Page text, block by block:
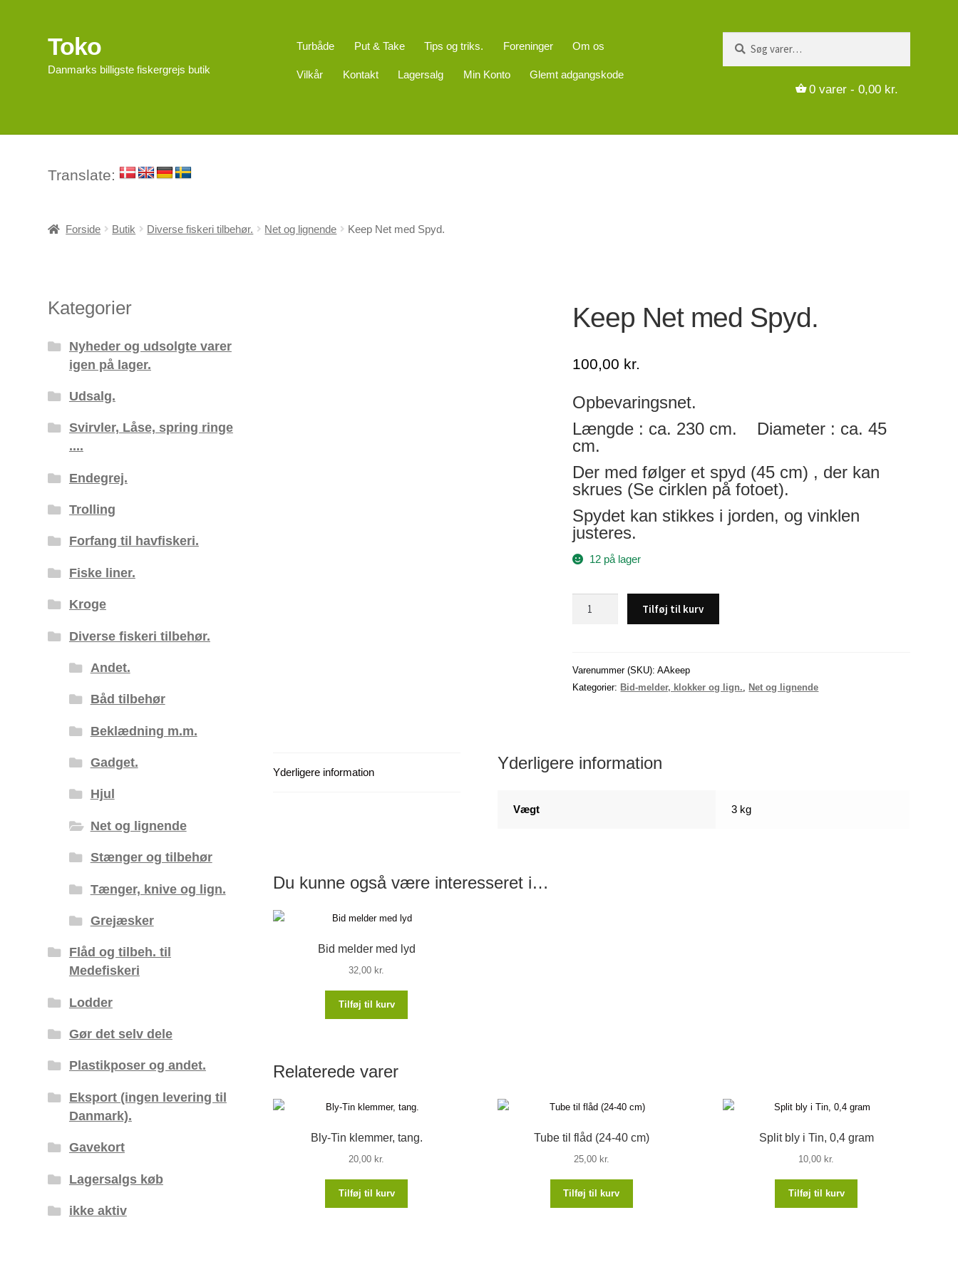
Spring
til
navigation
Spring
til
indhold
Toko
Danmarks billigste fiskergrejs butik
Turbåde Put & Take Tips og triks. Foreninger Om os
Vilkår Kontakt Lagersalg Min Konto Glemt adgangskode
efter:
0varer - 0,00 kr.
Translate:
Forside Butik Diverse fiskeri tilbehør. Net og lignende Keep Net med Spyd.
Keep Net med Spyd.
100,00 kr.
Opbevaringsnet.
Længde : ca. 230 cm. Diameter : ca. 45
cm.
Der med følger et spyd (45 cm) , der kan
skrues (Se cirklen på fotoet).
Spydet kan stikkes i jorden, og vinklen
justeres.
12 på lager
antal
Tilføj til kurv
Varenummer (SKU):AAkeep
Kategorier: Bid-melder, klokker og lign., Net og lignende
Yderligere information Yderligere information
Vægt 3 kg
Du kunne også være interesseret i…
Bid melder med lyd
32,00 kr.
Tilføj til kurv
Relaterede varer
Bly-Tin klemmer, tang.
20,00 kr.
Tilføj til kurv
Tube til flåd (24-40 cm)
25,00 kr.
Tilføj til kurv
Split bly i Tin, 0,4 gram
10,00 kr.
Tilføj til kurv
Kategorier
Nyheder og udsolgte varer
igen på lager.
Udsalg.
Svirvler, Låse, spring ringe
....
Endegrej.
Trolling
Forfang til havfiskeri.
Fiske liner.
Kroge
Diverse fiskeri tilbehør.
Andet.
Båd tilbehør
Beklædning m.m.
Gadget.
Hjul
Net og lignende
Stænger og tilbehør
Tænger, knive og lign.
Grejæsker
Flåd og tilbeh. til
Medefiskeri
Lodder
Gør det selv dele
Plastikposer og andet.
Eksport (ingen levering til
Danmark).
Gavekort
Lagersalgs køb
ikke aktiv